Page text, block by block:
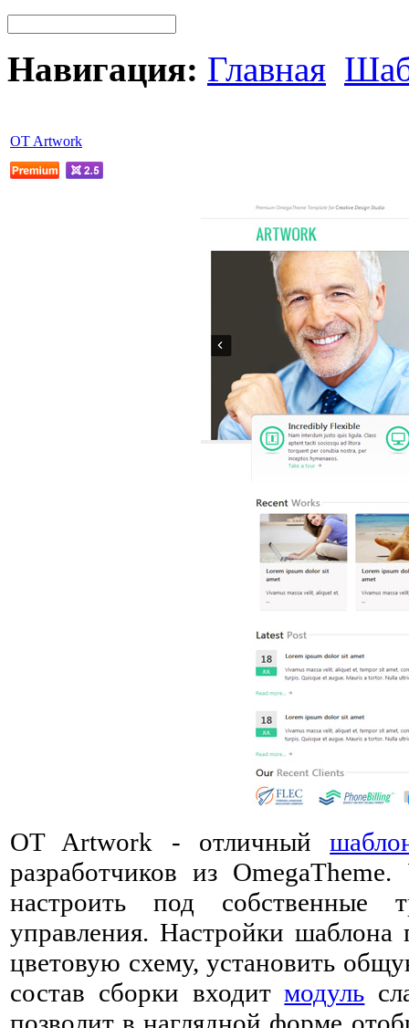
Навигация: Главная
OT Artwork
OT Artwork - отличный
разработчиков из
настроить под собственные
управления. Настройки шаблона
цветовую схему, установить
состав сборки входитмодуль